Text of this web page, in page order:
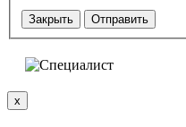
Закрыть Отправить
x